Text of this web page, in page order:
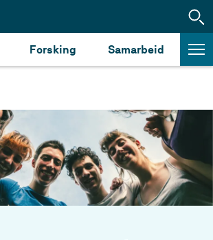
Forsking Samarbeid